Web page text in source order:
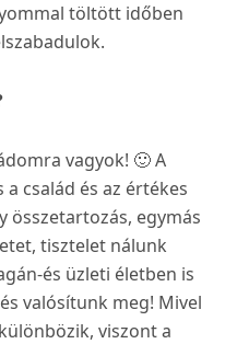
töltött időben
vagyok! 🙂 A
család és az értékes
összetartozás, egymás
tisztelet nálunk
és üzleti életben is
valósítunk meg! Mivel
viszont a